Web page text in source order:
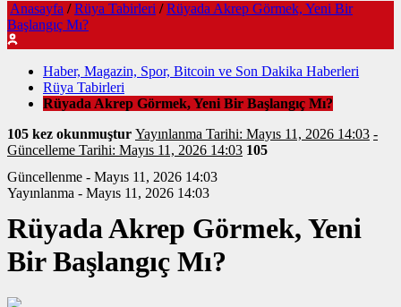
Anasayfa / Rüya Tabirleri / Rüyada Akrep Görmek, Yeni Bir
Başlangıç Mı?
Haber, Magazin, Spor, Bitcoin ve Son Dakika Haberleri
Rüya Tabirleri
Rüyada Akrep Görmek, Yeni Bir Başlangıç Mı?
105 kez okunmuştur Yayınlanma Tarihi: Mayıs 11, 2026 14:03 -
Güncelleme Tarihi: Mayıs 11, 2026 14:03 105
Güncellenme - Mayıs 11, 2026 14:03
Yayınlanma - Mayıs 11, 2026 14:03
Rüyada Akrep Görmek, Yeni
Bir Başlangıç Mı?